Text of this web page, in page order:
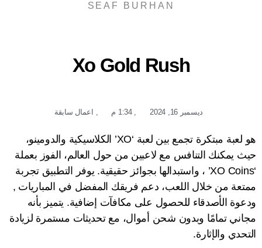
SEAF BURHAN
Xo Gold Rush
ديسمبر 16, 2024 , 1:34 م , اعمال سابقة
هو لعبة مبتكرة تجمع بين لعبة ‘XO’ الكلاسيكية والدومينو،
حيث يمكنك التنافس مع لاعبين من حول العالم، الفوز بعملة
‘XO Coins’ ، واستبدالها بجوائز حقيقية. يوفر التطبيق تجربة
ممتعة من خلال اللعب، دعم فريقك المفضل في المباريات ,
ودعوة الأصدقاء للحصول على مكافآت إضافية. يتميز بأنه
مجاني تمامًا وبدون شحن أموال، مع تحديثات مستمرة لزيادة
التحدي والإثارة.